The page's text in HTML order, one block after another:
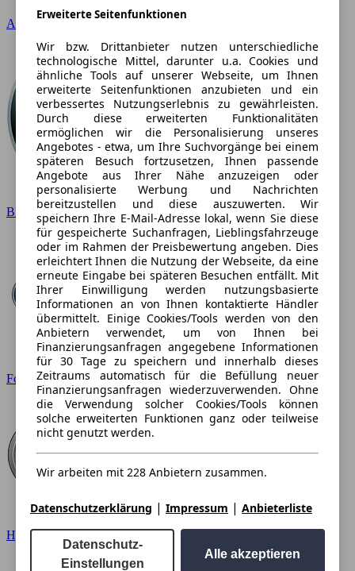
Audi
BMW
Ford
Hyundai
Erweiterte Seitenfunktionen
Wir bzw. Drittanbieter nutzen unterschiedliche
technologische Mittel, darunter u.a. Cookies und
ähnliche Tools auf unserer Webseite, um Ihnen
erweiterte Seitenfunktionen anzubieten und ein
verbessertes Nutzungserlebnis zu gewährleisten.
Durch diese erweiterten Funktionalitäten
ermöglichen wir die Personalisierung unseres
Angebotes - etwa, um Ihre Suchvorgänge bei einem
späteren Besuch fortzusetzen, Ihnen passende
Angebote aus Ihrer Nähe anzuzeigen oder
personalisierte Werbung und Nachrichten
bereitzustellen und diese auszuwerten. Wir
speichern Ihre E-Mail-Adresse lokal, wenn Sie diese
für gespeicherte Suchanfragen, Lieblingsfahrzeuge
oder im Rahmen der Preisbewertung angeben. Dies
erleichtert Ihnen die Nutzung der Webseite, da eine
erneute Eingabe bei späteren Besuchen entfällt. Mit
Ihrer Einwilligung werden nutzungsbasierte
Informationen an von Ihnen kontaktierte Händler
übermittelt. Einige Cookies/Tools werden von den
Anbietern verwendet, um von Ihnen bei
Finanzierungsanfragen angegebene Informationen
für 30 Tage zu speichern und innerhalb dieses
Zeitraums automatisch für die Befüllung neuer
Finanzierungsanfragen wiederzuverwenden. Ohne
die Verwendung solcher Cookies/Tools können
solche erweiterten Funktionen ganz oder teilweise
nicht genutzt werden.
Wir arbeiten mit 228 Anbietern zusammen.
Datenschutzerklärung | Impressum | Anbieterliste
Datenschutz-
Einstellungen
Alle akzeptieren